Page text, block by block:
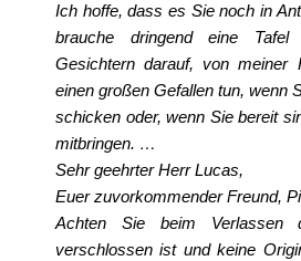
Ich hoffe, dass es Sie noch in
brauche dringend eine
Gesichtern darauf, von
einen großen Gefallen tun, wenn
schicken oder, wenn Sie bereit
mitbringen. …
Sehr geehrter Herr Lucas,
Euer zuvorkommender Freund,
Achten Sie beim Verlassen
verschlossen ist und keine